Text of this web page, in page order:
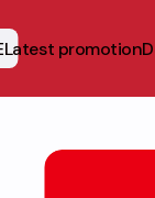
Latest promotion